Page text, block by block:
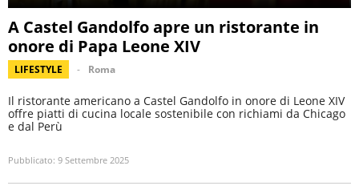
A Castel Gandolfo apre un ristorante in
onore di Papa Leone XIV
LIFESTYLE Roma
Il ristorante americano a Castel Gandolfo in onore di Leone XIV
offre piatti di cucina locale sostenibile con richiami da Chicago
e dal Perù
Pubblicato: 9 Settembre 2025